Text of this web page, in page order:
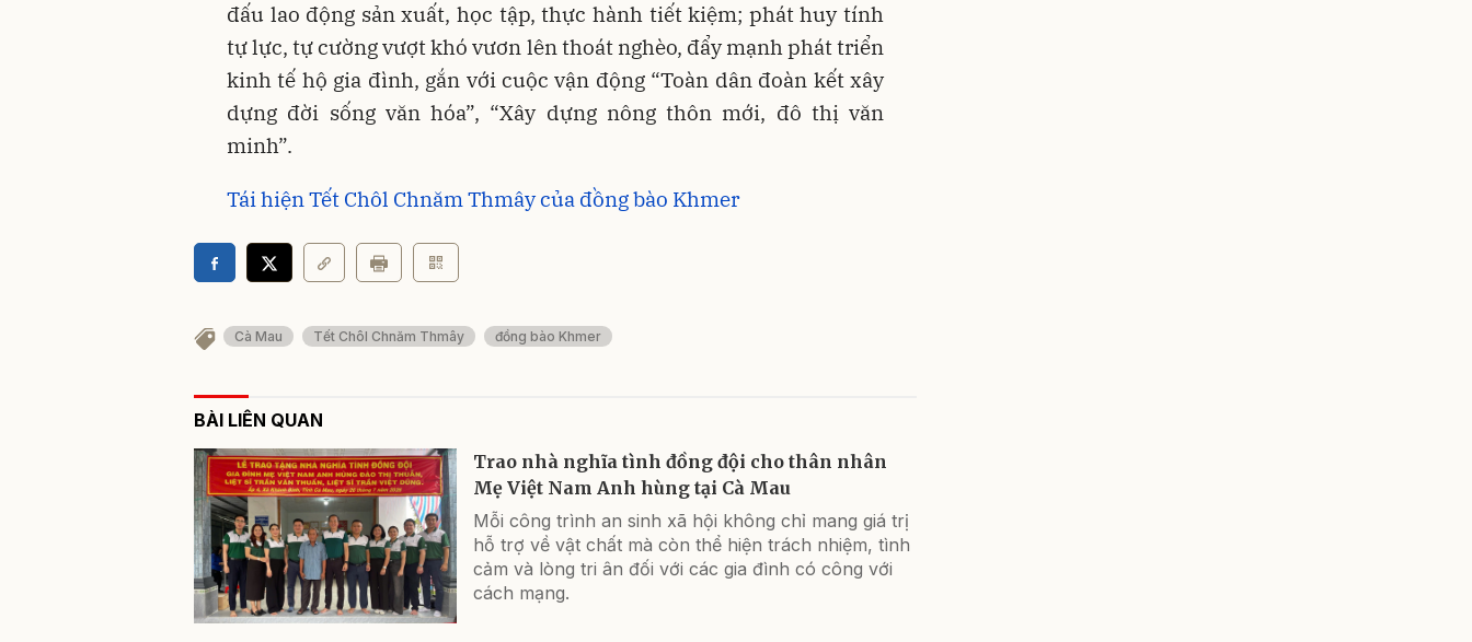
đấu lao động sản xuất, học tập, thực hành tiết kiệm; phát huy tính
tự lực, tự cường vượt khó vươn lên thoát nghèo, đẩy mạnh phát triển
kinh tế hộ gia đình, gắn với cuộc vận động “Toàn dân đoàn kết xây
dựng đời sống văn hóa”, “Xây dựng nông thôn mới, đô thị văn
minh”.
Tái hiện Tết Chôl Chnăm Thmây của đồng bào Khmer
Cà Mau Tết Chôl Chnăm Thmây đồng bào Khmer
BÀI LIÊN QUAN
Trao nhà nghĩa tình đồng đội cho thân nhân
Mẹ Việt Nam Anh hùng tại Cà Mau
Mỗi công trình an sinh xã hội không chỉ mang giá trị
hỗ trợ về vật chất mà còn thể hiện trách nhiệm, tình
cảm và lòng tri ân đối với các gia đình có công với
cách mạng.